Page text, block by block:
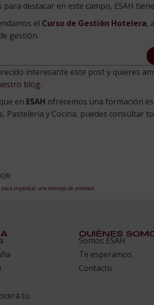
para destacar en este campo, ESAH
el Curso de Gestión Hotelera,
gestión.
interesante este post y quieres
blog.
en ESAH ofrecemos una formación
Pastelería y Cocina, puedes consultar
organizar una entrega de premios
tu
QUIÉNES
Somos ESAH
Te esperamos
Contacto